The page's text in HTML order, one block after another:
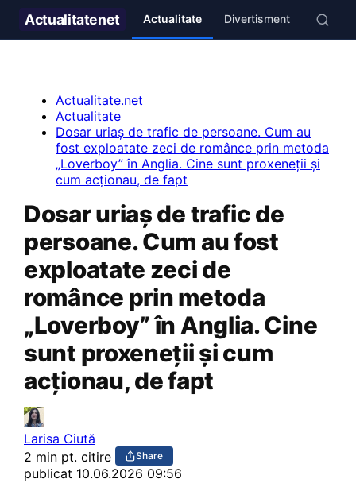
Actualitatenet Actualitate Divertisment Stil de
Actualitate.net
Actualitate
Dosar uriaș de trafic de persoane. Cum au
fost exploatate zeci de românce prin metoda
„Loverboy” în Anglia. Cine sunt proxeneții și
cum acționau, de fapt
Dosar uriaș de trafic de
persoane. Cum au fost
exploatate zeci de
românce prin metoda
„Loverboy” în Anglia. Cine
sunt proxeneții și cum
acționau, de fapt
Larisa Ciută
2 min pt. citire
Share
publicat 10.06.2026 09:56